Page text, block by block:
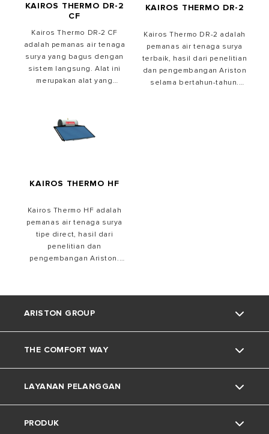
KAIROS THERMO DR-2
CF
Kairos Thermo DR-2 CF
adalah pemanas air tenaga
surya yang bagus dengan
sistem langsung. Alat ini
merupakan alat yang
penelitian dan
pengembangan Ariston.
Efisien, kapasitas tangki
KAIROS THERMO DR-2
Kairos Thermo DR-2 adalah
pemanas air tenaga surya
terbaik, hasil dari penelitian
dan pengembangan Ariston
selama bertahun-tahun.
KAIROS THERMO HF
Kairos Thermo HF adalah
pemanas air tenaga surya
tipe direct, hasil dari
penelitian dan
pengembangan Ariston.
water heaterberkualitas dan
ARISTON GROUP
Tentang Ariston
Grup
Karir
THE COMFORT WAY
Trik dan Kiat
Kehidupan Rumah
LAYANAN PELANGGAN
Kontak
PRODUK